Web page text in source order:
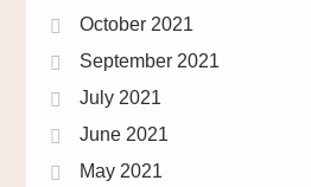
October 2021
September 2021
July 2021
June 2021
May 2021